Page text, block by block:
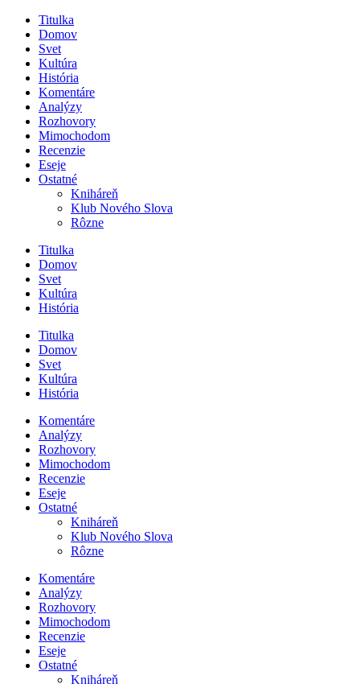
Titulka
Domov
Svet
Kultúra
História
Komentáre
Analýzy
Rozhovory
Mimochodom
Recenzie
Eseje
Ostatné
Kniháreň
Klub Nového Slova
Rôzne
Titulka
Domov
Svet
Kultúra
História
Titulka
Domov
Svet
Kultúra
História
Komentáre
Analýzy
Rozhovory
Mimochodom
Recenzie
Eseje
Ostatné
Kniháreň
Klub Nového Slova
Rôzne
Komentáre
Analýzy
Rozhovory
Mimochodom
Recenzie
Eseje
Ostatné
Kniháreň